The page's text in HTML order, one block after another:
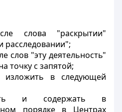
слова "раскрытии"
расследовании";
слов "эту деятельность"
точку с запятой;
изложить в следующей
и содержать в
порядке в Центрах